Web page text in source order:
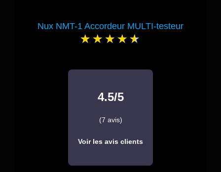
Nux NMT-1 Accordeur MULTI-testeur
4.5/5
(7 avis)
Voir les avis clients